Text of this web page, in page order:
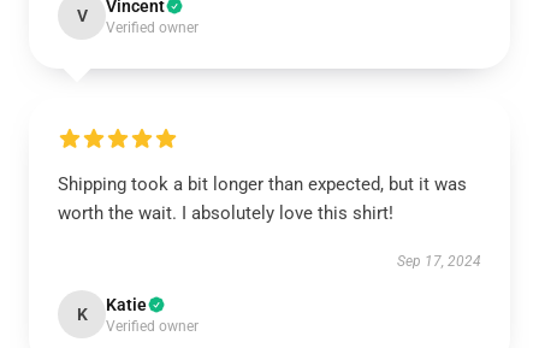
V Vincent
Verified owner
Shipping took a bit longer than expected, but it was
worth the wait. I absolutely love this shirt!
Sep 17, 2024
K Katie
Verified owner